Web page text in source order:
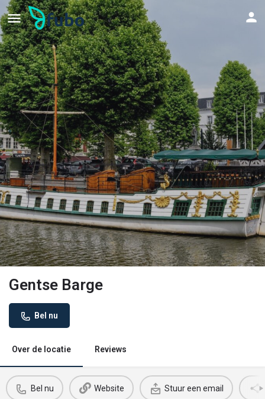
Gentse Barge
Bel nu
Over de locatie Reviews
Bel nu Website Stuur een email